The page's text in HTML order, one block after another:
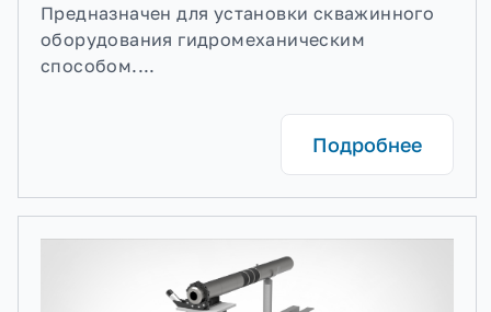
Предназначен для установки скважинного
оборудования гидромеханическим
способом....
Подробнее